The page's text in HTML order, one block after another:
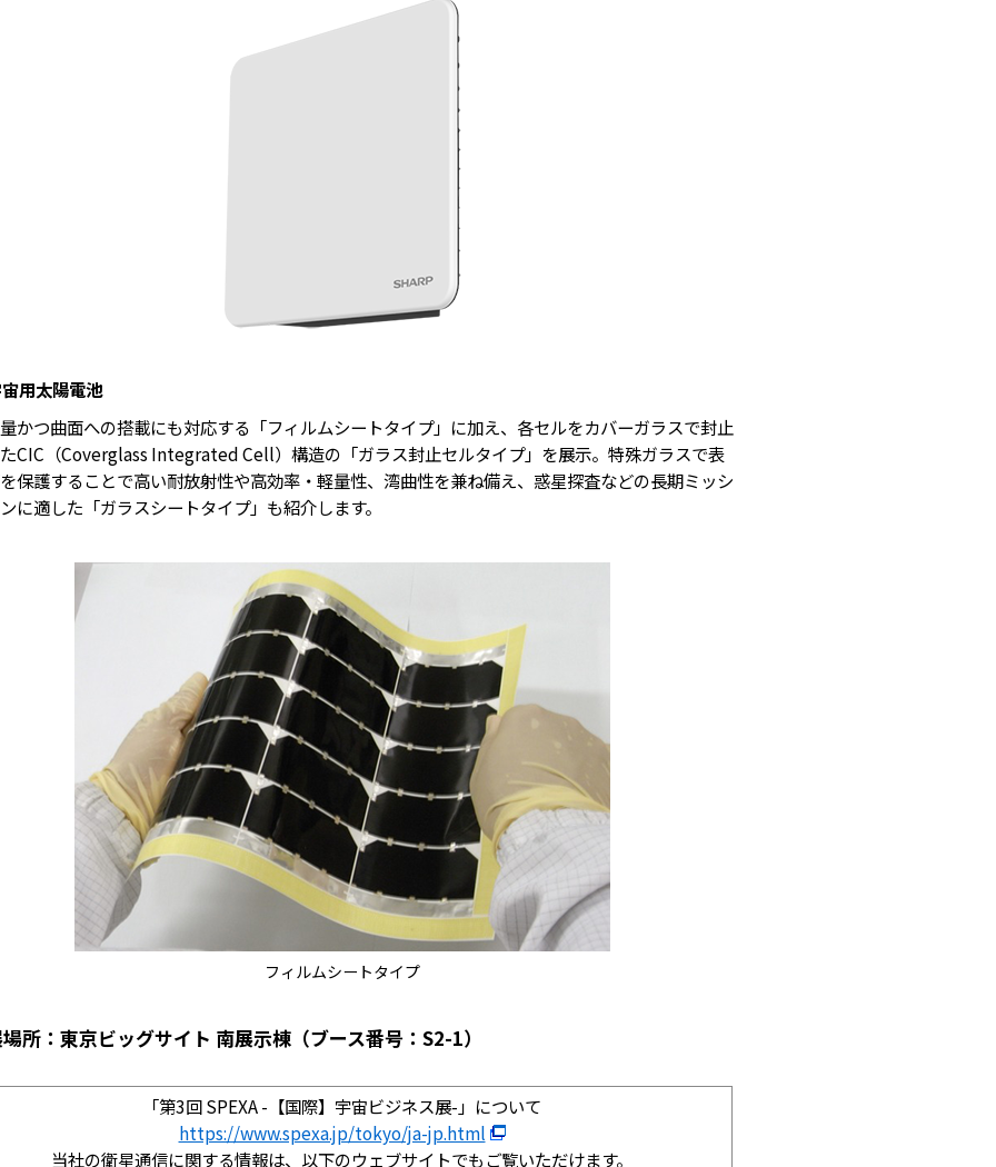
用太陽電池
かつ曲面への搭載にも対応する「フィルムシートタイプ」に加え、各セルをカバーガラスで封止
CIC（Coverglass Integrated Cell）構造の「ガラス封止セルタイプ」を展示。特殊ガラスで表
保護することで高い耐放射性や高効率・軽量性、湾曲性を兼ね備え、惑星探査などの長期ミッシ
に適した「ガラスシートタイプ」も紹介します。
フィルムシートタイプ
所：東京ビッグサイト 南展示棟（ブース番号：S2-1）
「第3回 SPEXA -【国際】宇宙ビジネス展-」について
https://www.spexa.jp/tokyo/ja-jp.html
当社の衛星通信に関する情報は、以下のウェブサイトでもご覧いただけます。